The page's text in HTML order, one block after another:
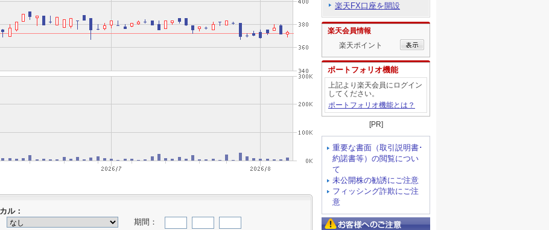
楽天FX口座を開設
楽天会員情報
楽天ポイント
ポートフォリオ機能
上記より楽天会員にログイン
してください。
ポートフォリオ機能とは？
[PR]
重要な書面（取引説明書･
約諾書等）の閲覧につい
て
未公開株の勧誘にご注意
フィッシング詐欺にご注
意